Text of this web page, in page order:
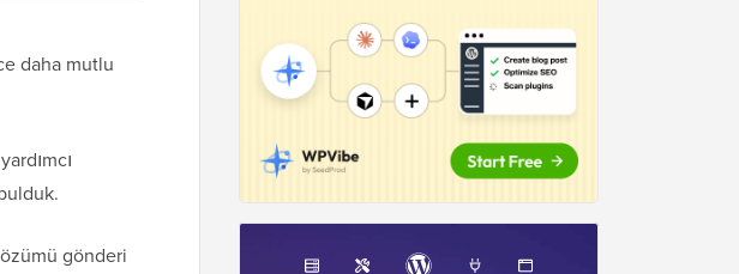
daha mutlu
gönderi